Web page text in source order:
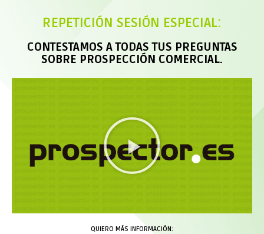
REPETICIÓN SESIÓN ESPECIAL:
CONTESTAMOS A TODAS TUS PREGUNTAS
SOBRE PROSPECCIÓN COMERCIAL.
QUIERO MÁS INFORMACIÓN: